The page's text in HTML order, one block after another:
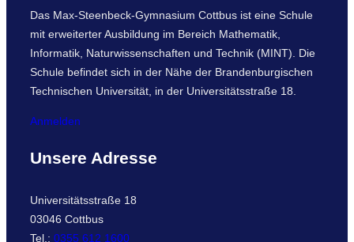
Das Max-Steenbeck-Gymnasium Cottbus ist eine Schule
mit erweiterter Ausbildung im Bereich Mathematik,
Informatik, Naturwissenschaften und Technik (MINT). Die
Schule befindet sich in der Nähe der Brandenburgischen
Technischen Universität, in der Universitätsstraße 18.
Anmelden
Unsere Adresse
Universitätsstraße 18
03046 Cottbus
Tel.: 0355 612 1600